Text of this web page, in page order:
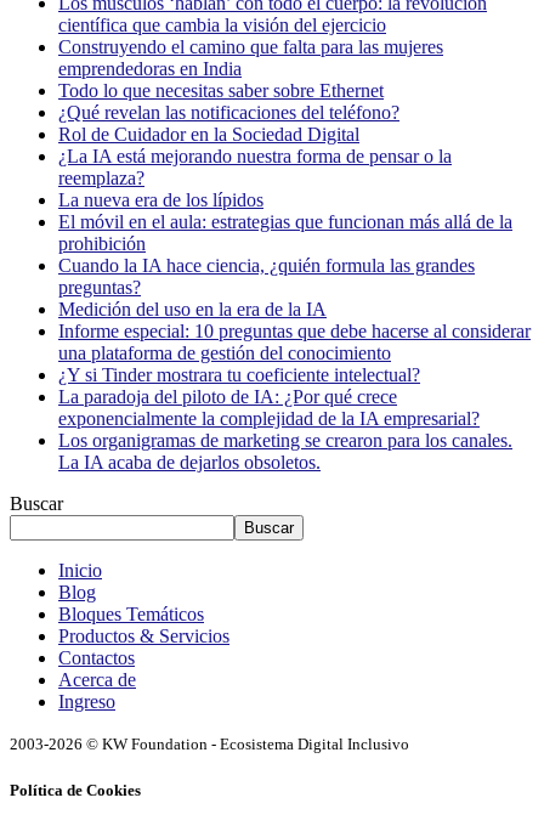
científica que cambia la visión del ejercicio
Construyendo el camino que falta para las mujeres
emprendedoras en India
Todo lo que necesitas saber sobre Ethernet
¿Qué revelan las notificaciones del teléfono?
Rol de Cuidador en la Sociedad Digital
¿La IA está mejorando nuestra forma de pensar o la
reemplaza?
La nueva era de los lípidos
El móvil en el aula: estrategias que funcionan más allá de la
prohibición
Cuando la IA hace ciencia, ¿quién formula las grandes
preguntas?
Medición del uso en la era de la IA
Informe especial: 10 preguntas que debe hacerse al considerar
una plataforma de gestión del conocimiento
¿Y si Tinder mostrara tu coeficiente intelectual?
La paradoja del piloto de IA: ¿Por qué crece
exponencialmente la complejidad de la IA empresarial?
Los organigramas de marketing se crearon para los canales.
La IA acaba de dejarlos obsoletos.
Buscar
Buscar
Inicio
Blog
Bloques Temáticos
Productos & Servicios
Contactos
Acerca de
Ingreso
2003-2026 © KW Foundation - Ecosistema Digital Inclusivo
Política de Cookies